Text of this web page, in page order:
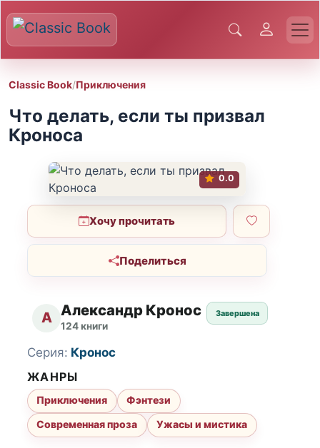
Classic Book/Приключения
Что делать, если ты призвал
Кроноса
0.0
Хочу прочитать
Поделиться
А Александр Кронос
124 книги
Завершена
Серия: Кронос
ЖАНРЫ
Приключения
Фэнтези
Современная проза
Ужасы и мистика